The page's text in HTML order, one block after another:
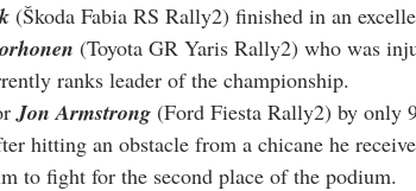
(Škoda Fabia RS Rally2) finished in an
(Toyota GR Yaris Rally2) who was
ranks leader of the championship.
Jon Armstrong (Ford Fiesta Rally2) by only
hitting an obstacle from a chicane he
to fight for the second place of the podium.